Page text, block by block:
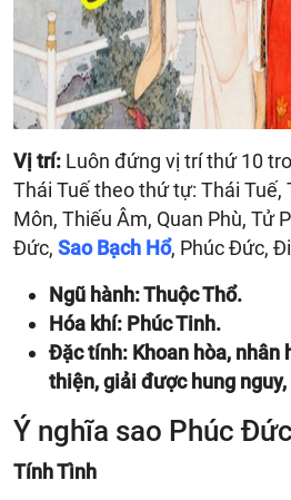
Vị trí: Luôn đứng vị trí thứ 10
Thái Tuế theo thứ tự: Thái Tuế,
Môn, Thiếu Âm, Quan Phù, Tử
Đức, Sao Bạch Hổ, Phúc Đức,
Ngũ hành: Thuộc Thổ.
Hóa khí: Phúc Tinh.
Đặc tính: Khoan hòa, nhân
thiện, giải được hung nguy,
Ý nghĩa sao Phúc
Tính Tình